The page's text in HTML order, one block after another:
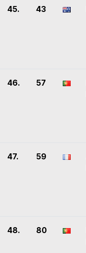
45. 43
46. 57
47. 59
48. 80